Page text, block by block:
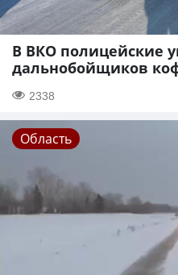
В ВКО полицейские
дальнобойщиков
2338
Область